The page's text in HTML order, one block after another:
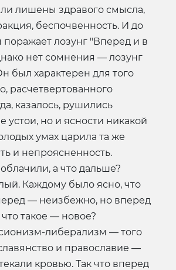
лишены здравого смысла,
беспочвенность. И до
лозунг "Вперед и в
нет сомнения — лозунг
был характерен для того
расчетвертованного
казалось, рушились
устои, но и ясности никакой
умах царила та же
и непроясненность.
а что дальше?
Каждому было ясно, что
— неизбежно, но вперед
такое — новое?
либерализм — того
и православие —
кровью. Так что вперед